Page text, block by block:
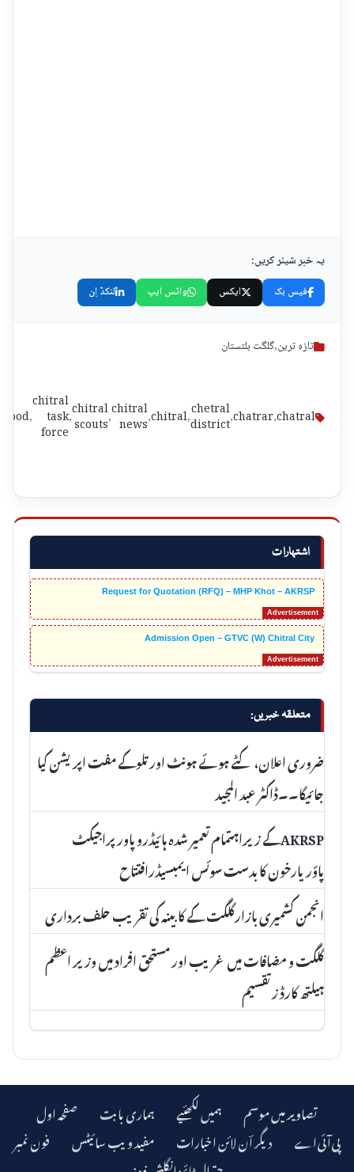
اشتہارات
Request for Quotation (RFQ) – MHP Khot – AKRSP
Admission Open – GTVC (W) Chitral City
متعلقہ خبریں:
ضروری اعلان، کٹے ہوئے ہونٹ اور تلوکے مفت اپریشن کیا
جائیگا۔۔ڈاکٹر عبد المجید
AKRSPکے زیراہتمام تعمیر شدہ ہائیڈروپاور پراجیکٹ
پاؤریارخون کا بدست سوئس ایمبسیڈرافتتاح
انجمن کشمیری بازارگلگت کے کابینہ کی تقریب حلف برداری
گلگت و مضافات میں غریب اور مستحق افراد میں وزیر اعظم
ہیلتھ کارڈ ز تقسیم
یہ خبر شیئر کریں:
فیس بک ایکس واٹس ایپ لنکڈ اِن
تازہ ترین,گلگت بلتستان
chatral
,
chatrar
,
chetral
district
,
chitral
,
chitral
news
,
chitral
scouts
,
chitral
task
force
,
flood
صفحہ اول ہماری بابت ہمیں لکھئیے
تصاویر میں موسم
فون نمبر
مفید ویب سائیٹس دیگر اؔن لائن اخبارات